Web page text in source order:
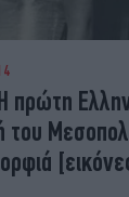
πρώτη